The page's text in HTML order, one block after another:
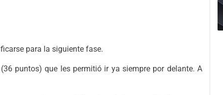
para la siguiente fase.
puntos) que les permitió ir ya siempre por delante. A